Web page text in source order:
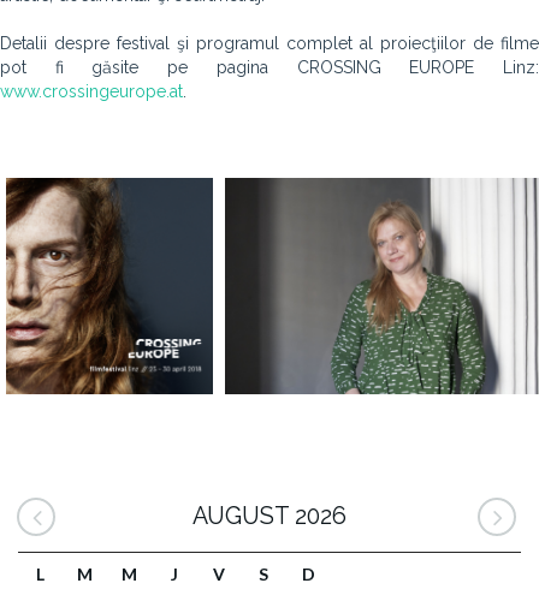
Detalii despre festival şi programul complet al proiecţiilor de filme
pot fi găsite pe pagina CROSSING EUROPE Linz:
www.crossingeurope.at
AUGUST 2026
L M M J V S D